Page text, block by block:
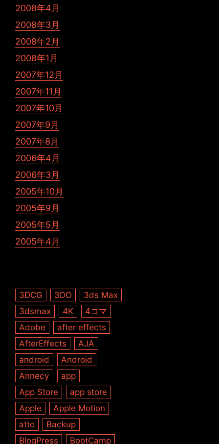
2008年4月
2008年3月
2008年2月
2008年1月
2007年12月
2007年11月
2007年10月
2007年9月
2007年8月
2006年4月
2006年3月
2005年10月
2005年9月
2005年5月
2005年4月
3DCG 3DO
3ds Max
3dsmax
4K
4コマ
Adobe
after effects
AfterEffects
AJA
android
Android
Annecy
app
App Store
app store
Apple
Apple Motion
atto
Backup
BlogPress
BootCamp